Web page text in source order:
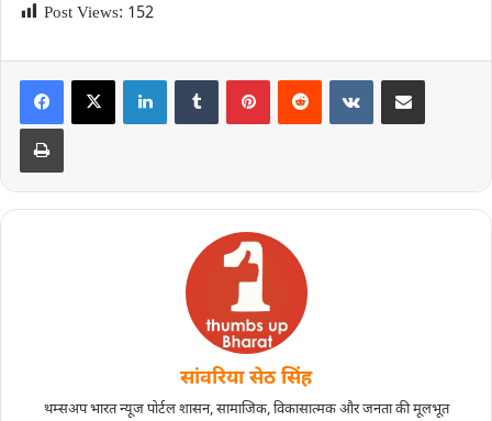
Post Views: 152
सांवरिया सेठ सिंह
थम्सअप भारत न्यूज पोर्टल शासन, सामाजिक, विकासात्मक और जनता की मूलभूत